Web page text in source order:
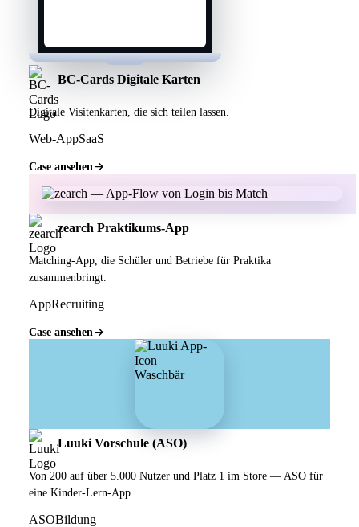
BC-Cards Digitale Karten
Digitale Visitenkarten, die sich teilen lassen.
Web-AppSaaS
Case ansehen
zearch Praktikums-App
Matching-App, die Schüler und Betriebe für Praktika
zusammenbringt.
AppRecruiting
Case ansehen
Luuki Vorschule (ASO)
Von 200 auf über 5.000 Nutzer und Platz 1 im Store — ASO für
eine Kinder-Lern-App.
ASOBildung